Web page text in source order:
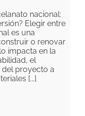
nacional:
Elegir entre
es una
o renovar
impacta en la
el
del proyecto a
[...]